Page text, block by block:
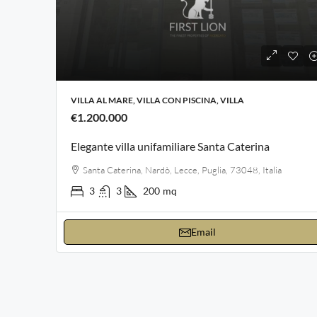
VILLA AL MARE, VILLA CON PISCINA, VILLA
€1.200.000
Elegante villa unifamiliare Santa Caterina
Santa Caterina, Nardò, Lecce, Puglia, 73048, Italia
3 3 200 mq
Email